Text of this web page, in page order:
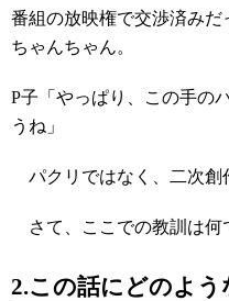
番組の放映権で交渉済みだ
ちゃんちゃん。
P子「やっぱり、この手の
うね」
パクリではなく、二次創
さて、ここでの教訓は何
2.この話にどのよう